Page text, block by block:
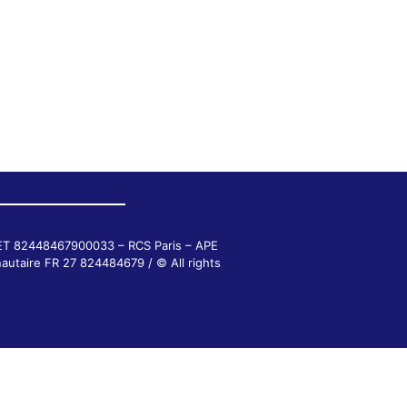
82448467900033 – RCS Paris – APE
FR 27 824484679 / © All rights